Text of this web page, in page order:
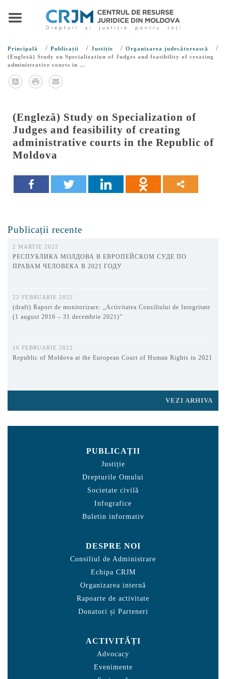
Principală / Publicații / Justiție / Organizarea judecătorească /
(Engleză) Study on Specialization of Judges and feasibility of creating
administrative courts in ...
(Engleză) Study on Specialization of
Judges and feasibility of creating
administrative courts in the Republic of
Moldova
Publicații recente
2 MARTIE 2022
РЕСПУБЛИКА МОЛДОВА В ЕВРОПЕЙСКОМ СУДЕ ПО
ПРАВАМ ЧЕЛОВЕКА В 2021 ГОДУ
22 FEBRUARIE 2022
(draft) Raport de monitorizare: „Activitatea Consiliului de Integritate
(1 august 2016 – 31 decembrie 2021)”
16 FEBRUARIE 2022
Republic of Moldova at the European Court of Human Rights in 2021
VEZI ARHIVA
PUBLICAȚII
Justiție
Drepturile Omului
Societate civilă
Infografice
Buletin informativ
DESPRE NOI
Consiliul de Administrare
Echipa CRJM
Organizarea internă
Rapoarte de activitate
Donatori și Parteneri
ACTIVITĂȚI
Advocacy
Evenimente